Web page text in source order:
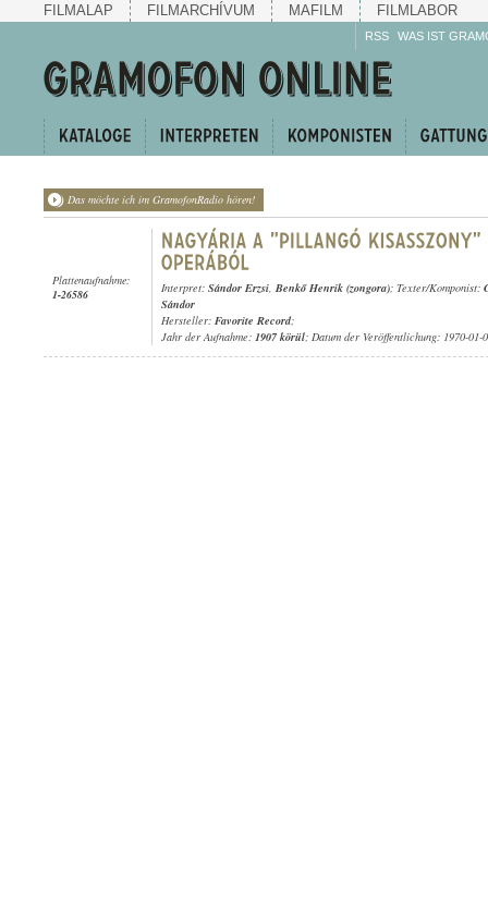
FILMALAP FILMARCHÍVUM MAFILM FILMLABOR
RSS WAS IST
Das möchte ich im GramofonRadio hören!
Plattenaufnahme:
1-26586
Interpret: Sándor Erzsi, Benkő Henrik (zongora); Texter/Komponist:
Sándor
Hersteller: Favorite Record;
Jahr der Aufnahme: 1907 körül; Datum der Veröffentlichung: 1970-01-